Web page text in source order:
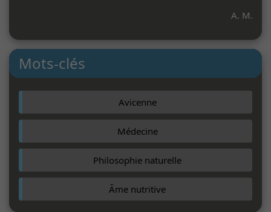
A. M.
Mots-clés
Avicenne
Médecine
Philosophie naturelle
Âme nutritive